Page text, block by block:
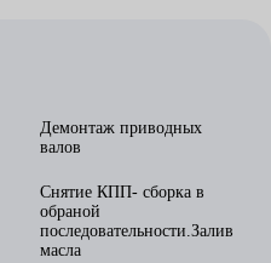
Демонтаж приводных
валов
Снятие КПП- сборка в
обраной
последовательности.Залив
масла